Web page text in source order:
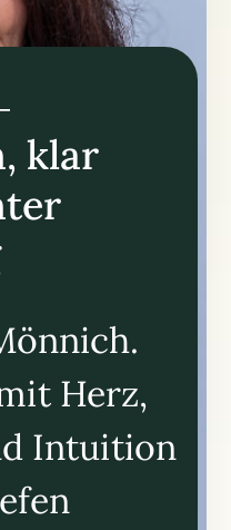
klar
Herz,
Intuition